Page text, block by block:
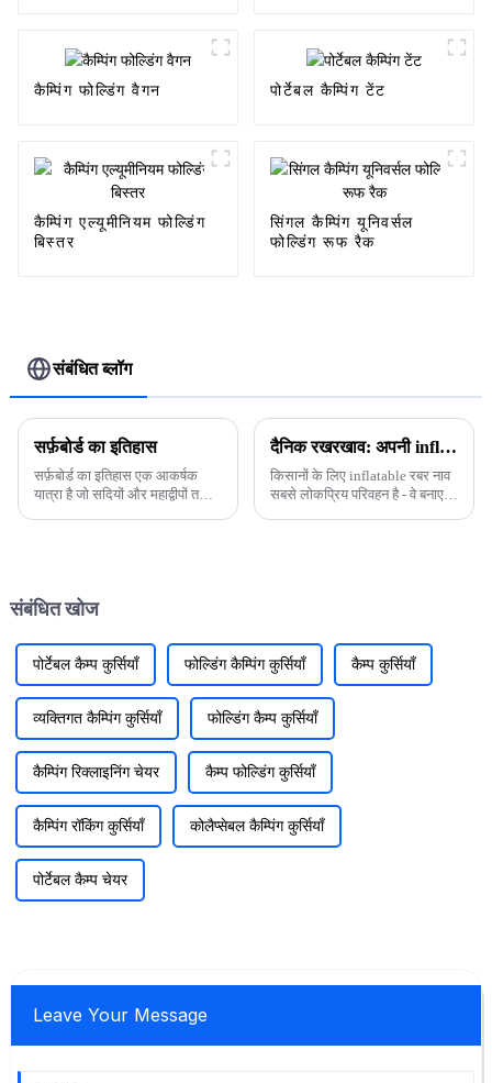
कैम्पिंग फोल्डिंग वैगन पोर्टेबल कैम्पिंग टेंट
कैम्पिंग एल्यूमीनियम फोल्डिंग
बिस्तर
सिंगल कैम्पिंग यूनिवर्सल
फोल्डिंग रूफ रैक
संबंधित ब्लॉग
सर्फ़बोर्ड का इतिहास
सर्फ़बोर्ड का इतिहास एक आकर्षक
यात्रा है जो सदियों और महाद्वीपों तक
दैनिक रखरखाव: अपनी inflatable कयाक को बनाए रखने के लिए शीर्ष 10 युक्तियाँ
किसानों के लिए inflatable रबर नाव
सबसे लोकप्रिय परिवहन है - वे बनाए
संबंधित खोज
पोर्टेबल कैम्प कुर्सियाँ फोल्डिंग कैम्पिंग कुर्सियाँ कैम्प कुर्सियाँ
व्यक्तिगत कैम्पिंग कुर्सियाँ फोल्डिंग कैम्प कुर्सियाँ
कैम्पिंग रिक्लाइनिंग चेयर कैम्प फोल्डिंग कुर्सियाँ
कैम्पिंग रॉकिंग कुर्सियाँ कोलैप्सेबल कैम्पिंग कुर्सियाँ
पोर्टेबल कैम्प चेयर
Leave Your Message